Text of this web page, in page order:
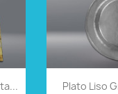

Plato Liso